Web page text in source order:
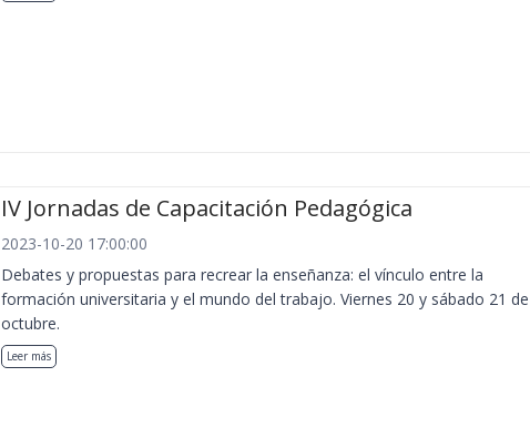
IV Jornadas de Capacitación Pedagógica
2023-10-20 17:00:00
Debates y propuestas para recrear la enseñanza: el vínculo entre la
formación universitaria y el mundo del trabajo. Viernes 20 y sábado 21 de
octubre.
Leer más